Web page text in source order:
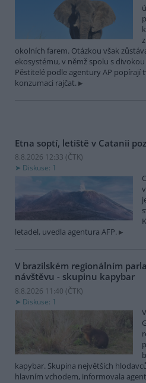
okolních farem. Otázkou však
ekosystému, v němž spolu s
Pěstitelé podle agentury AP popírají
konzumaci rajčat.
Etna soptí, letiště v Catanii
8.8.2026 12:33 (ČTK)
Diskuse: 1
letadel, uvedla agentura AFP.
V brazilském regionálním
návštěvu - skupinu kapybar
8.8.2026 11:40 (ČTK)
Diskuse: 1
kapybar. Skupina největších
hlavním vchodem, informovala